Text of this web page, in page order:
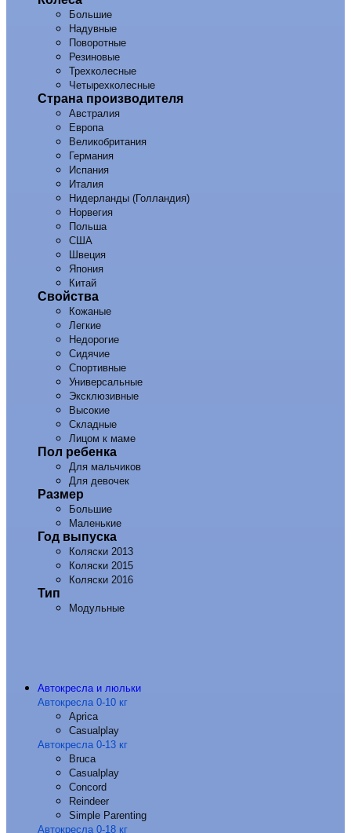
Большие
Надувные
Поворотные
Резиновые
Трехколесные
Четырехколесные
Страна производителя
Австралия
Европа
Великобритания
Германия
Испания
Италия
Нидерланды (Голландия)
Норвегия
Польша
США
Швеция
Япония
Китай
Свойства
Кожаные
Легкие
Недорогие
Сидячие
Спортивные
Универсальные
Эксклюзивные
Высокие
Складные
Лицом к маме
Пол ребенка
Для мальчиков
Для девочек
Размер
Большие
Маленькие
Год выпуска
Коляски 2013
Коляски 2015
Коляски 2016
Тип
Модульные
Автокресла и люльки
Автокресла 0-10 кг
Aprica
Casualplay
Автокресла 0-13 кг
Bruca
Casualplay
Concord
Reindeer
Simple Parenting
Автокресла 0-18 кг